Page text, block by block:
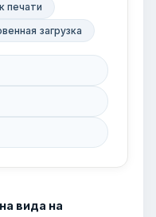
печати
загрузка
вида на